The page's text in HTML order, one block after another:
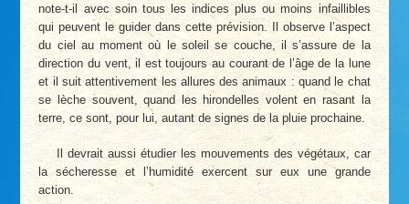
note-t-il avec soin tous les indices plus ou moins infaillibles
qui peuvent le guider dans cette prévision. Il observe l’aspect
du ciel au moment où le soleil se couche, il s’assure de la
direction du vent, il est toujours au courant de l’âge de la lune
et il suit attentivement les allures des animaux : quand le chat
se lèche souvent, quand les hirondelles volent en rasant la
terre, ce sont, pour lui, autant de signes de la pluie prochaine.
Il devrait aussi étudier les mouvements des végétaux, car
la sécheresse et l’humidité exercent sur eux une grande
action.